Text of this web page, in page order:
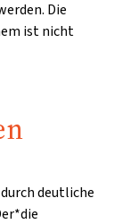
Die
ist nicht
deutliche